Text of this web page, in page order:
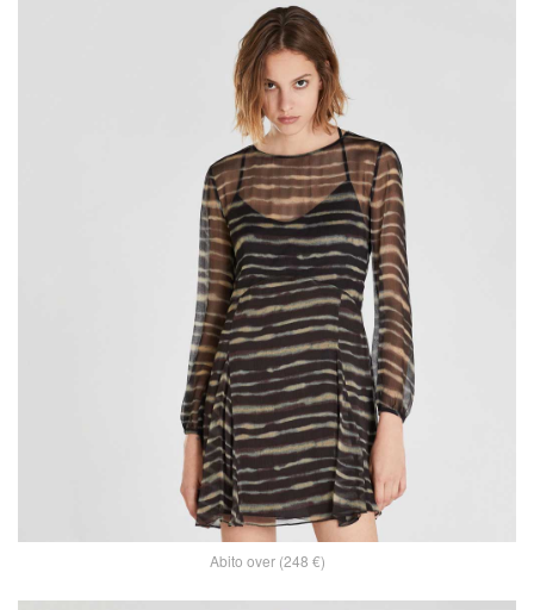
Abito over (248 €)